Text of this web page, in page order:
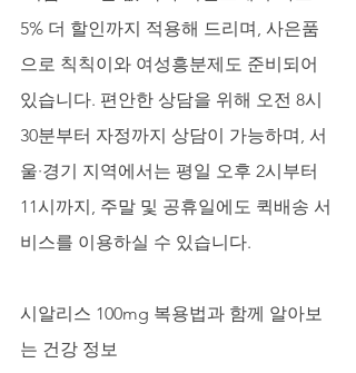
5% 더 할인까지 적용해 드리며, 사은품
으로 칙칙이와 여성흥분제도 준비되어
있습니다. 편안한 상담을 위해 오전 8시
30분부터 자정까지 상담이 가능하며, 서
울·경기 지역에서는 평일 오후 2시부터
11시까지, 주말 및 공휴일에도 퀵배송 서
비스를 이용하실 수 있습니다.
시알리스 100mg 복용법과 함께 알아보
는 건강 정보